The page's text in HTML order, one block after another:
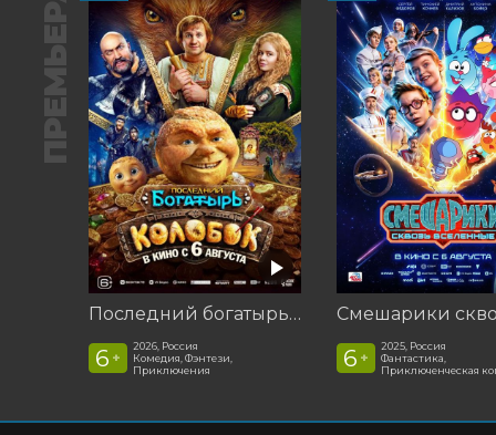
ПРЕМЬЕРА
Последний богатырь. Колобок
6 +
2026, Россия
Комедия, Фэнтези,
Приключения
6 +
2025, Россия
Фантастика,
Приключенческая